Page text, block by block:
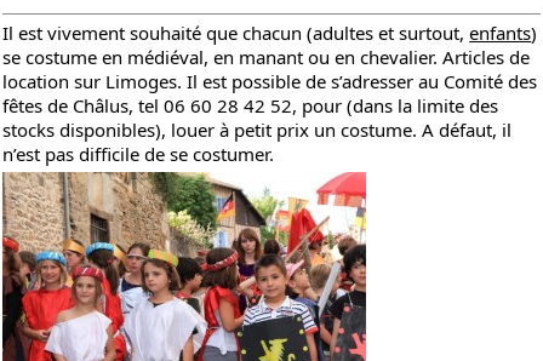
Il est vivement souhaité que chacun (adultes et surtout,enfants)
se costume en médiéval, en manant ou en chevalier. Articles de
location sur Limoges. Il est possible de s’adresser au Comité des
fêtes de Châlus, tel 06 60 28 42 52, pour (dans la limite des
stocks disponibles), louer à petit prix un costume. A défaut, il
n’est pas difficile de se costumer.